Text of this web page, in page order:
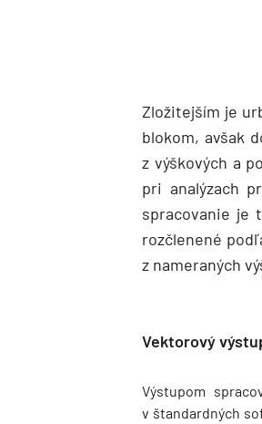
Zložitejším je
blokom, avšak
z výškových a
pri analýzach
spracovanie je
rozčlenené
z nameraných
Vektorový
Výstupom
v štandardných